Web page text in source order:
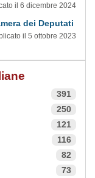
il 6 dicembre 2024
dei Deputati
il 5 ottobre 2023
391
250
121
116
82
73